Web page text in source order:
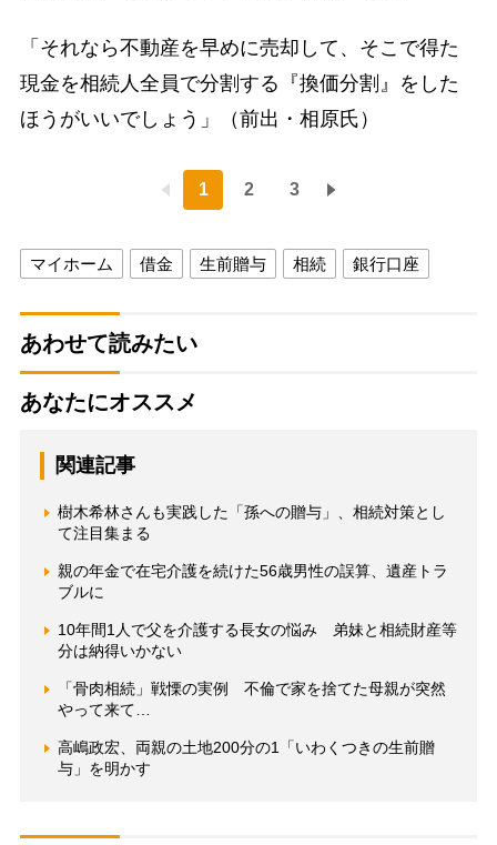
「それなら不動産を早めに売却して、そこで得た
現金を相続人全員で分割する『換価分割』をした
ほうがいいでしょう」（前出・相原氏）
1 2 3
マイホーム 借金 生前贈与 相続 銀行口座
あわせて読みたい
あなたにオススメ
関連記事
樹木希林さんも実践した「孫への贈与」、相続対策とし
て注目集まる
親の年金で在宅介護を続けた56歳男性の誤算、遺産トラ
ブルに
10年間1人で父を介護する長女の悩み 弟妹と相続財産等
分は納得いかない
「骨肉相続」戦慄の実例 不倫で家を捨てた母親が突然
やって来て…
高嶋政宏、両親の土地200分の1「いわくつきの生前贈
与」を明かす